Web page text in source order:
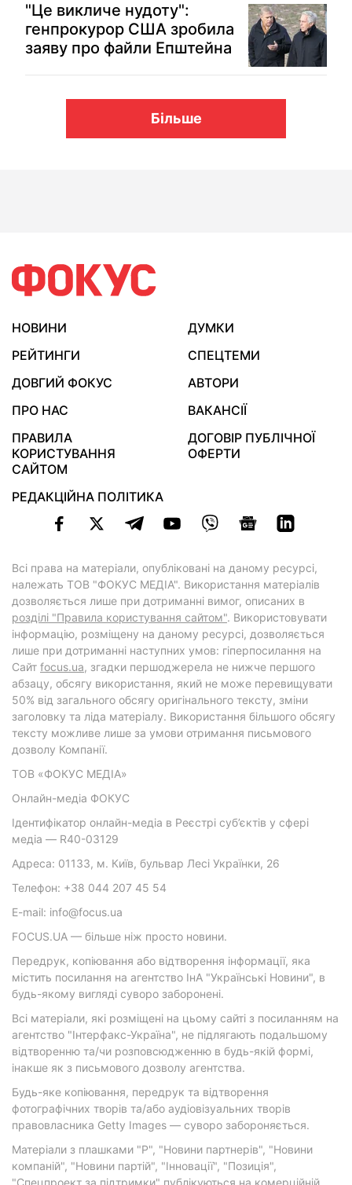
"Це викличе нудоту":
генпрокурор США зробила
заяву про файли Епштейна
Більше
НОВИНИ
ДУМКИ
РЕЙТИНГИ
СПЕЦТЕМИ
ДОВГИЙ ФОКУС
АВТОРИ
ПРО НАС
ВАКАНСІЇ
ПРАВИЛА
КОРИСТУВАННЯ
САЙТОМ
ДОГОВІР ПУБЛІЧНОЇ
ОФЕРТИ
РЕДАКЦІЙНА ПОЛІТИКА
Всі права на матеріали, опубліковані на даному ресурсі,
належать ТОВ "ФОКУС МЕДІА". Використання матеріалів
дозволяється лише при дотриманні вимог, описаних в
розділі "Правила користування сайтом". Використовувати
інформацію, розміщену на даному ресурсі, дозволяється
лише при дотриманні наступних умов: гіперпосилання на
Cайт focus.ua, згадки першоджерела не нижче першого
абзацу, обсягу використання, який не може перевищувати
50% від загального обсягу оригінального тексту, зміни
заголовку та ліда матеріалу. Використання більшого обсягу
тексту можливе лише за умови отримання письмового
дозволу Компанії.
ТОВ «ФОКУС МЕДІА»
Онлайн-медіа ФОКУС
Ідентифікатор онлайн-медіа в Реєстрі суб’єктів у сфері
медіа — R40-03129
Адреса: 01133, м. Київ, бульвар Лесі Українки, 26
Телефон: +38 044 207 45 54
E-mail: info@focus.ua
FOCUS.UA — більше ніж просто новини.
Передрук, копіювання або відтворення інформації, яка
містить посилання на агентство ІнА "Українські Новини", в
будь-якому вигляді суворо заборонені.
Всі матеріали, які розміщені на цьому сайті з посиланням на
агентство "Інтерфакс-Україна", не підлягають подальшому
відтворенню та/чи розповсюдженню в будь-якій формі,
інакше як з письмового дозволу агентства.
Будь-яке копіювання, передрук та відтворення
фотографічних творів та/або аудіовізуальних творів
правовласника Getty Images — суворо забороняється.
Матеріали з плашками "Р", "Новини партнерів", "Новини
компаній", "Новини партій", "Інновації", "Позиція",
"Спецпроект за підтримки" публікуються на комерційній